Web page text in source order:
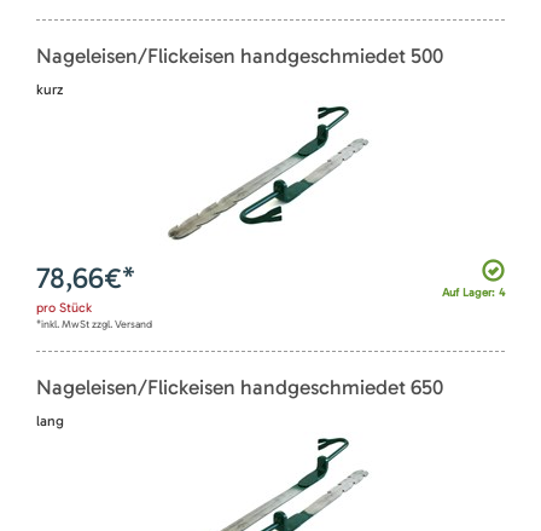
Nageleisen/Flickeisen handgeschmiedet 500
kurz
Auf Lager: 4
78,66€*
pro Stück
*inkl. MwSt zzgl. Versand
Nageleisen/Flickeisen handgeschmiedet 650
lang